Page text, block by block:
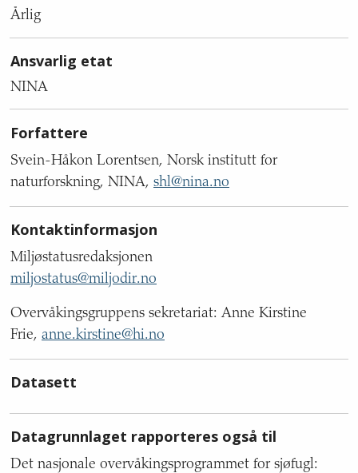
Årlig
Ansvarlig etat
NINA
Forfattere
Svein-Håkon Lorentsen, Norsk institutt for
naturforskning, NINA, shl@nina.no
Kontaktinformasjon
Miljøstatusredaksjonen
miljostatus@miljodir.no
Overvåkingsgruppens sekretariat: Anne Kirstine
Frie, anne.kirstine@hi.no
Datasett
Datagrunnlaget rapporteres også til
Det nasjonale overvåkingsprogrammet for sjøfugl: